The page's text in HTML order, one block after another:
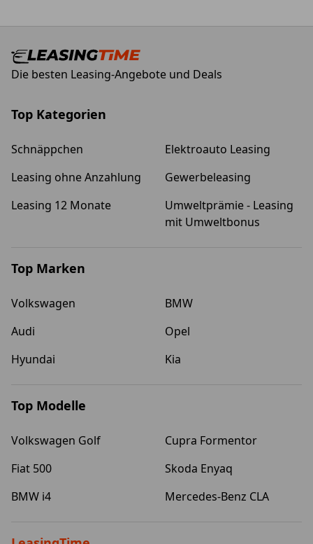
man daraus
Privatperson
oder
Unternehmen
Ihnen im
Folgenden so
möglich
nahebringen.
dahinter, für
relevant und
was sollte
man dabei
beachten?
dabei zu
Sorge
Ende doch
noch
Folgekosten
zieht, etwa
durch
entstandene
Die besten Leasing-Angebote und Deals
Top Kategorien
Schnäppchen
Elektroauto Leasing
Leasing ohne Anzahlung
Gewerbeleasing
Leasing 12 Monate
Umweltprämie - Leasing
mit Umweltbonus
Top Marken
Volkswagen
BMW
Audi
Opel
Hyundai
Kia
Top Modelle
Volkswagen Golf
Cupra Formentor
Fiat 500
Skoda Enyaq
BMW i4
Mercedes-Benz CLA